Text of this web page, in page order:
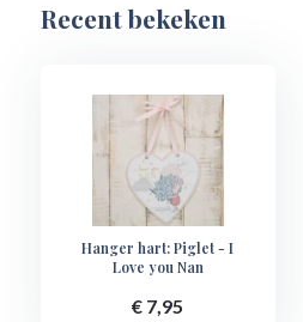
Recent bekeken
Hanger hart: Piglet - I
Love you Nan
€ 7,95